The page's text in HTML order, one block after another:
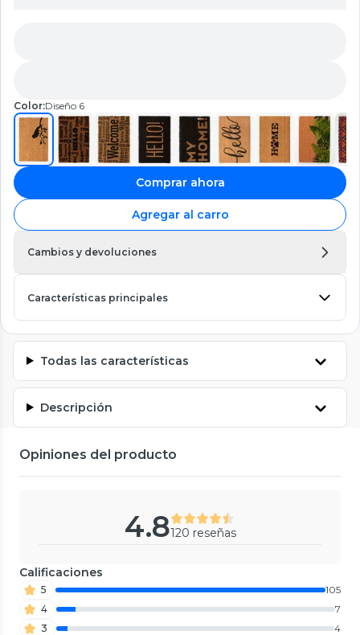
Color:Diseño 6
Comprar ahora
Agregar al carro
Cambios y devoluciones
Características principales
Todas las características
Descripción
Opiniones del producto
4.8120 reseñas
Calificaciones
5
105
4
7
3
4